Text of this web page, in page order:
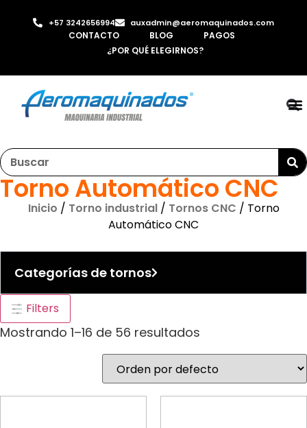
+57 3242656994 auxadmin@aeromaquinados.com
CONTACTO BLOG
PAGOS
¿POR QUÉ ELEGIRNOS?
Torno Automático CNC
Inicio / Torno industrial/ Tornos CNC / Torno
Automático CNC
Categorías de tornos
Filters
Mostrando 1–16 de 56 resultados